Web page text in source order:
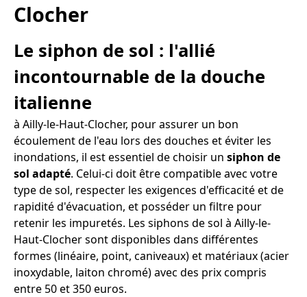
Clocher
Le siphon de sol : l'allié
incontournable de la douche
italienne
à Ailly-le-Haut-Clocher, pour assurer un bon
écoulement de l'eau lors des douches et éviter les
inondations, il est essentiel de choisir un siphon de
sol adapté. Celui-ci doit être compatible avec votre
type de sol, respecter les exigences d'efficacité et de
rapidité d'évacuation, et posséder un filtre pour
retenir les impuretés. Les siphons de sol à Ailly-le-
Haut-Clocher sont disponibles dans différentes
formes (linéaire, point, caniveaux) et matériaux (acier
inoxydable, laiton chromé) avec des prix compris
entre 50 et 350 euros.